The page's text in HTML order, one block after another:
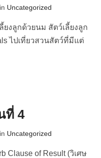
Uncategorized
งลูกด้วยนม สัตว์เลี้ยงลูก
ไปเที่ยวสวนสัตว์ที่มีแต่
ที่ 4
Uncategorized
Clause of Result (วิเศษ